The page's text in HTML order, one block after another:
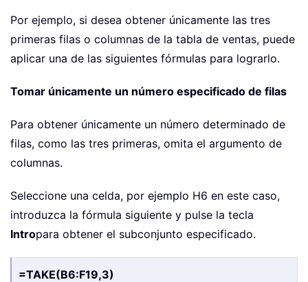
Por ejemplo, si desea obtener únicamente las tres
primeras filas o columnas de la tabla de ventas, puede
aplicar una de las siguientes fórmulas para lograrlo.
Tomar únicamente un número especificado de filas
Para obtener únicamente un número determinado de
filas, como las tres primeras, omita el argumento de
columnas.
Seleccione una celda, por ejemplo H6 en este caso,
introduzca la fórmula siguiente y pulse la tecla
Intropara obtener el subconjunto especificado.
=TAKE(B6:F19,3)